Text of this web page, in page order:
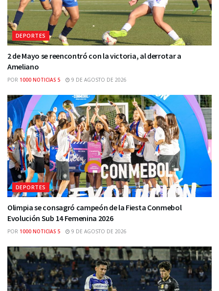
DEPORTES
2 de Mayo se reencontró con la victoria, al derrotar a
Ameliano
POR 1000 NOTICIAS 5 9 DE AGOSTO DE 2026
DEPORTES
Olimpia se consagró campeón de la Fiesta Conmebol
Evolución Sub 14 Femenina 2026
POR 1000 NOTICIAS 5 9 DE AGOSTO DE 2026